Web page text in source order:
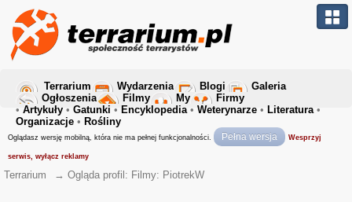
Terrarium Wydarzenia Blogi
Galeria
Ogłoszenia
Filmy My
Firmy
• Artykuły • Gatunki • Encyklopedia• Weterynarze • Literatura•
Organizacje • Rośliny
Oglądasz wersję mobilną, która nie ma pełnej funkcjonalności. Pełna wersja Wesprzyj
serwis, wyłącz reklamy
Terrarium → Ogląda profil: Filmy: PiotrekW